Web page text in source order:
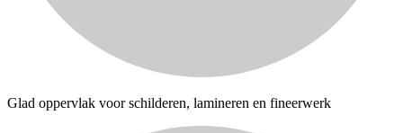
Glad oppervlak voor schilderen, lamineren en fineerwerk